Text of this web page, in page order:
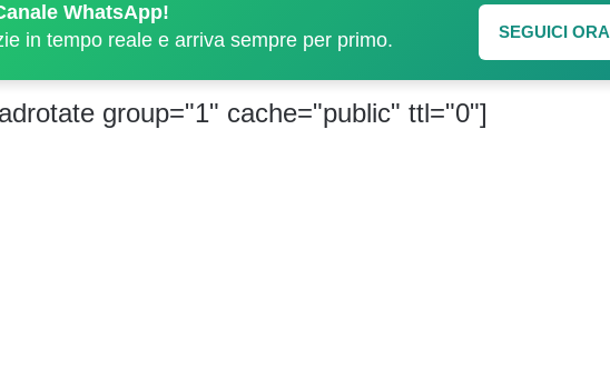
WhatsApp!
in tempo reale e arriva sempre per primo.
SEGUICI ORA
group="1" cache="public" ttl="0"]